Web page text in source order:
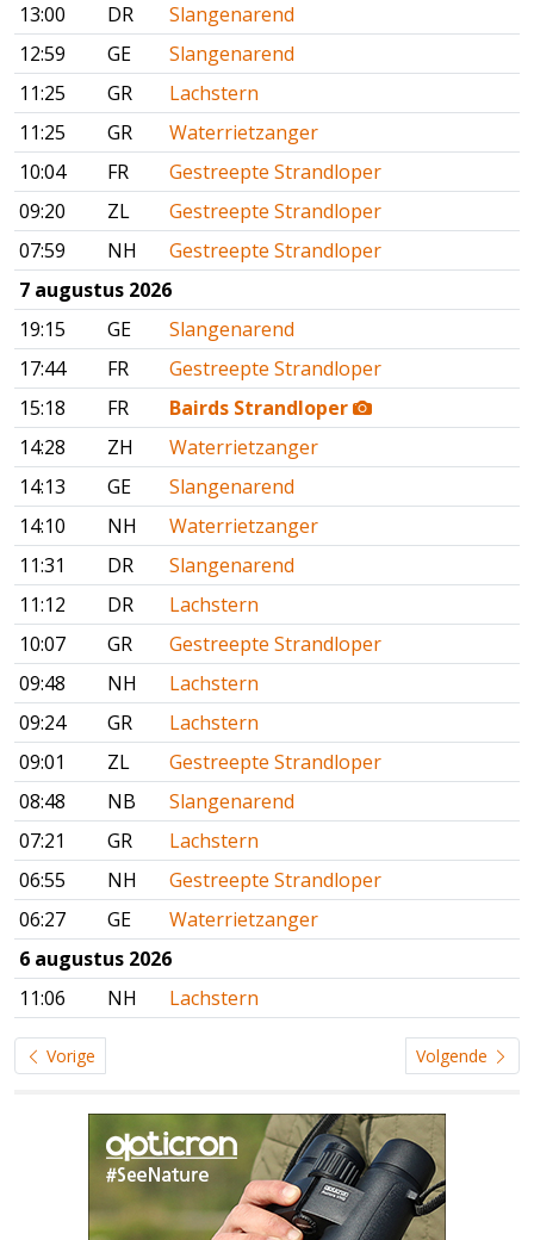
13:00
DR
Slangenarend
12:59
GE
Slangenarend
11:25
GR
Lachstern
11:25
GR
Waterrietzanger
10:04
FR
Gestreepte Strandloper
09:20
ZL
Gestreepte Strandloper
07:59
NH
Gestreepte Strandloper
7 augustus 2026
19:15
GE
Slangenarend
17:44
FR
Gestreepte Strandloper
15:18
FR
Bairds Strandloper
14:28
ZH
Waterrietzanger
14:13
GE
Slangenarend
14:10
NH
Waterrietzanger
11:31
DR
Slangenarend
11:12
DR
Lachstern
10:07
GR
Gestreepte Strandloper
09:48
NH
Lachstern
09:24
GR
Lachstern
09:01
ZL
Gestreepte Strandloper
08:48
NB
Slangenarend
07:21
GR
Lachstern
06:55
NH
Gestreepte Strandloper
06:27
GE
Waterrietzanger
6 augustus 2026
11:06
NH Lachstern
Vorige Volgende